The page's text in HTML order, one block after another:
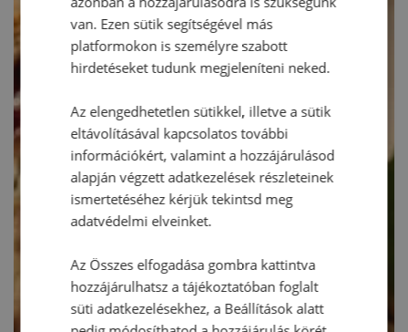
van. Ezen sütik segítségével más
platformokon is személyre szabott
hirdetéseket tudunk megjeleníteni neked.
Az elengedhetetlen sütikkel, illetve a sütik
eltávolításával kapcsolatos további
információkért, valamint a hozzájárulásod
alapján végzett adatkezelések részleteinek
ismertetéséhez kérjük tekintsd meg
adatvédelmi elveinket.
Az Összes elfogadása gombra kattintva
hozzájárulhatsz a tájékoztatóban foglalt
süti adatkezelésekhez, a Beállítások alatt